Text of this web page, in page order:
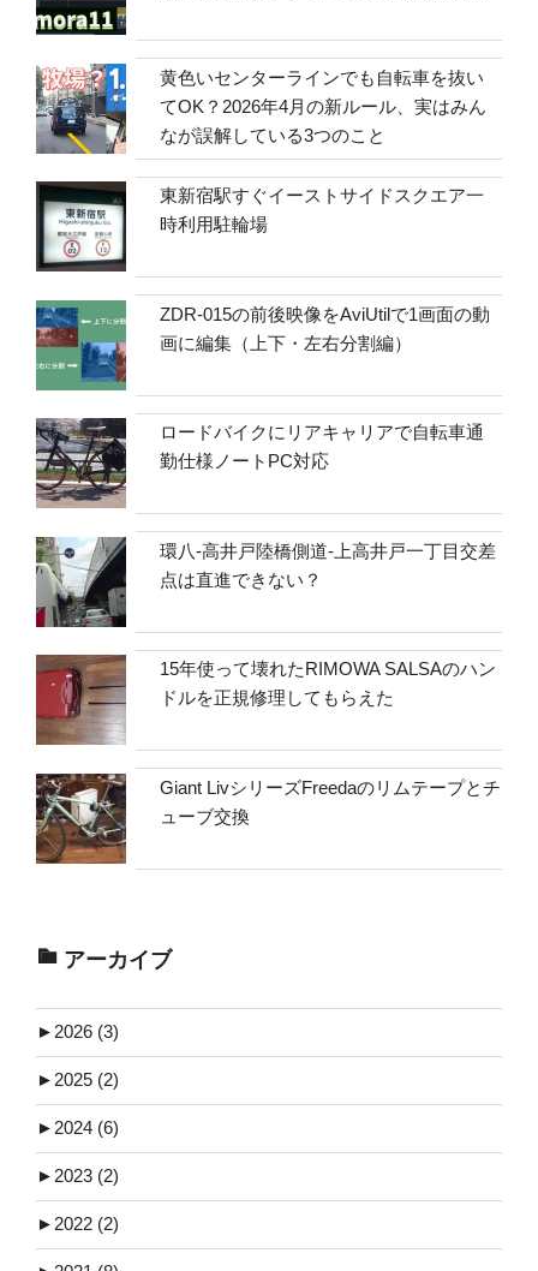
黄色いセンターラインでも自転車を抜い
てOK？2026年4月の新ルール、実はみん
なが誤解している3つのこと
東新宿駅すぐイーストサイドスクエア一
時利用駐輪場
ZDR-015の前後映像をAviUtilで1画面の動
画に編集（上下・左右分割編）
ロードバイクにリアキャリアで自転車通
勤仕様ノートPC対応
環八-高井戸陸橋側道-上高井戸一丁目交差
点は直進できない？
15年使って壊れたRIMOWA SALSAのハン
ドルを正規修理してもらえた
Giant LivシリーズFreedaのリムテープとチ
ューブ交換
アーカイブ
► 2026 (3)
► 2025 (2)
► 2024 (6)
► 2023 (2)
► 2022 (2)